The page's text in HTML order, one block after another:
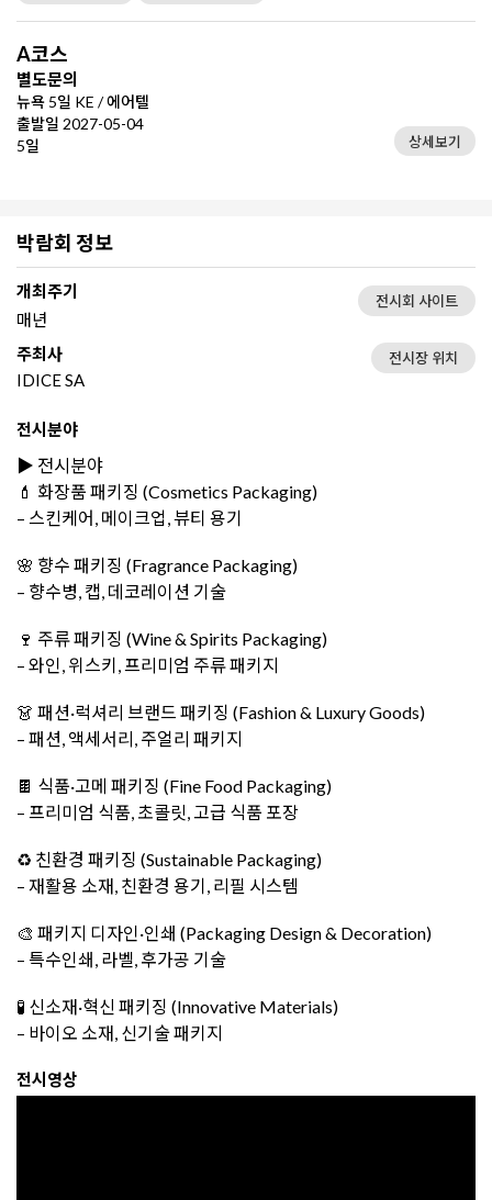
A코스
별도문의
뉴욕 5일 KE / 에어텔
출발일 2027-05-04
5일
상세보기
박람회 정보
개최주기
매년
전시회 사이트
주최사
IDICE SA
전시장 위치
전시분야
▶️ 전시분야
💄 화장품 패키징 (Cosmetics Packaging)
– 스킨케어, 메이크업, 뷰티 용기
🌸 향수 패키징 (Fragrance Packaging)
– 향수병, 캡, 데코레이션 기술
🍷 주류 패키징 (Wine & Spirits Packaging)
– 와인, 위스키, 프리미엄 주류 패키지
👗 패션·럭셔리 브랜드 패키징 (Fashion & Luxury Goods)
– 패션, 액세서리, 주얼리 패키지
🍫 식품·고메 패키징 (Fine Food Packaging)
– 프리미엄 식품, 초콜릿, 고급 식품 포장
♻️ 친환경 패키징 (Sustainable Packaging)
– 재활용 소재, 친환경 용기, 리필 시스템
🎨 패키지 디자인·인쇄 (Packaging Design & Decoration)
– 특수인쇄, 라벨, 후가공 기술
🧪 신소재·혁신 패키징 (Innovative Materials)
– 바이오 소재, 신기술 패키지
전시영상